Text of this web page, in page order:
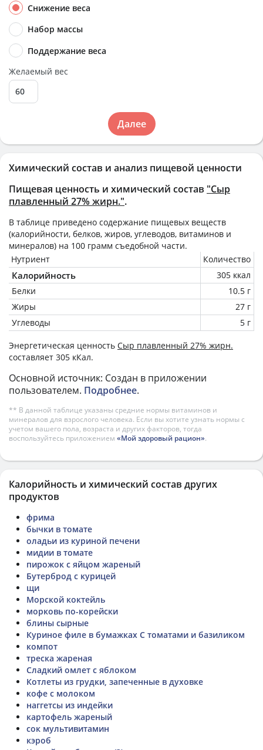
Химический состав и анализ пищевой ценности
Пищевая ценность и химический состав "Сыр
плавленный 27% жирн.".
В таблице приведено содержание пищевых веществ
(калорийности, белков, жиров, углеводов, витаминов и
минералов) на 100 грамм съедобной части.
Нутриент
Количество
Калорийность
305 ккал
Белки
10.5 г
Жиры
27 г
Углеводы
5 г
Энергетическая ценность Сыр плавленный 27% жирн.
составляет 305 кКал.
Основной источник: Создан в приложении
пользователем. Подробнее.
** В данной таблице указаны средние нормы витаминов и
минералов для взрослого человека. Если вы хотите узнать нормы с
учетом вашего пола, возраста и других факторов, тогда
воспользуйтесь приложением «Мой здоровый рацион».
Снижение веса
Набор массы
Поддержание веса
Желаемый вес
Далее
Калорийность и химический состав других
продуктов
фрима
бычки в томате
оладьи из куриной печени
мидии в томате
пирожок с яйцом жареный
Бутерброд с курицей
щи
Морской коктейль
морковь по-корейски
блины сырные
Куриное филе в бумажках С томатами и базиликом
компот
треска жареная
Сладкий омлет с яблоком
Котлеты из грудки, запеченные в духовке
кофе с молоком
наггетсы из индейки
картофель жареный
сок мультивитамин
кэроб